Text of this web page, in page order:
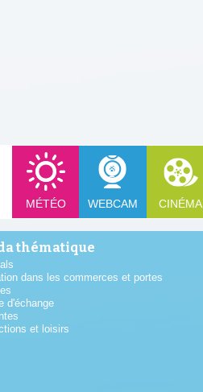
MÉTÉO WEBCAM CINÉMA
thématique
dans les commerces et portes
d'échange
et loisirs